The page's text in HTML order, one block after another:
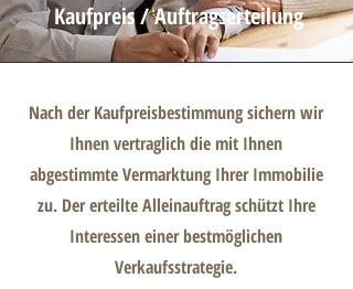
Kaufpreis / Auftragserteilung
Nach der Kaufpreisbestimmung sichern wir
Ihnen vertraglich die mit Ihnen
abgestimmte Vermarktung Ihrer Immobilie
zu. Der erteilte Alleinauftrag schützt Ihre
Interessen einer bestmöglichen
Verkaufsstrategie.